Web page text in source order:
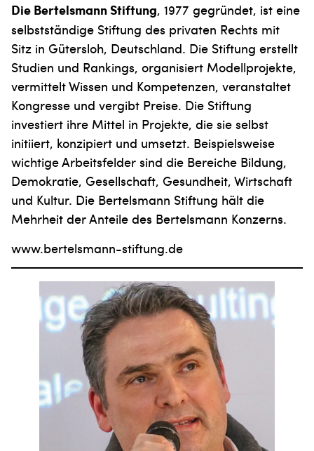
Die Bertelsmann Stiftung, 1977 gegründet, ist eine
selbstständige Stiftung des privaten Rechts mit
Sitz in Gütersloh, Deutschland. Die Stiftung erstellt
Studien und Rankings, organisiert Modellprojekte,
vermittelt Wissen und Kompetenzen, veranstaltet
Kongresse und vergibt Preise. Die Stiftung
investiert ihre Mittel in Projekte, die sie selbst
initiiert, konzipiert und umsetzt. Beispiels­weise
wichtige Arbeitsfelder sind die Bereiche Bildung,
Demokratie, Gesellschaft, Gesundheit, Wirtschaft
und Kultur. Die Bertelsmann Stiftung hält die
Mehrheit der Anteile des Bertelsmann Konzerns.
www.bertelsmann-stiftung.de